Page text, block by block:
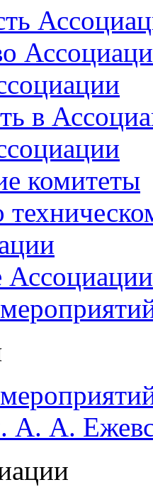
в
комитеты
А. А.